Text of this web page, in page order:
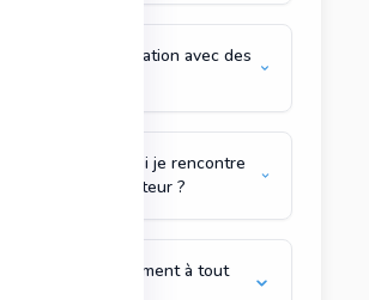
partager une simulation avec des
obtenir de l’aide si je rencontre
avec le simulateur ?
mon abonnement à tout